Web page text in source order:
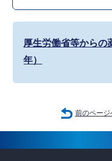
厚生労働省等からの
年）
前のページ